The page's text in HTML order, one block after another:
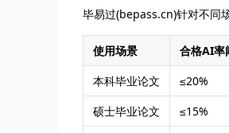
毕易过(bepass.cn)针对不同
使用场景 合格AI率
本科毕业论文
≤20%
硕士毕业论文
≤15%